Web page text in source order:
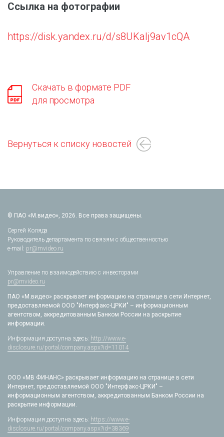
Ссылка на фотографии
https://disk.yandex.ru/d/s8UKaIj9av1cQA
Скачать в формате PDF
для просмотра
Вернуться к списку новостей
© ПАО «М.видео», 2026. Все права защищены.
Сергей Коляда
Руководитель департамента по связям с общественностью
e-mail: pr@mvideo.ru
Управление по взаимодействию с инвесторами
pr@mvideo.ru
ПАО «М.видео» раскрывает информацию на странице в сети Интернет,
предоставляемой ООО "Интерфакс-ЦРКИ" – информационным
агентством, аккредитованным Банком России на раскрытие
информации.
Информация доступна здесь: http://www.e-
disclosure.ru/portal/company.aspx?id=11014
ООО «МВ ФИНАНС» раскрывает информацию на странице в сети
Интернет, предоставляемой ООО "Интерфакс-ЦРКИ" –
информационным агентством, аккредитованным Банком России на
раскрытие информации.
Информация доступна здесь: https://www.e-
disclosure.ru/portal/company.aspx?id=38369